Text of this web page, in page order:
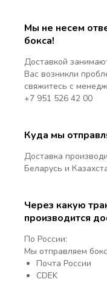
Мы не несем
бокса!
Доставкой
Вас возникли
свяжитесь с
+7 951 526 42 00
Куда мы
Доставка
Беларусь и
Через какую
производится
По России:
Мы отправляем
Почта России
CDEK